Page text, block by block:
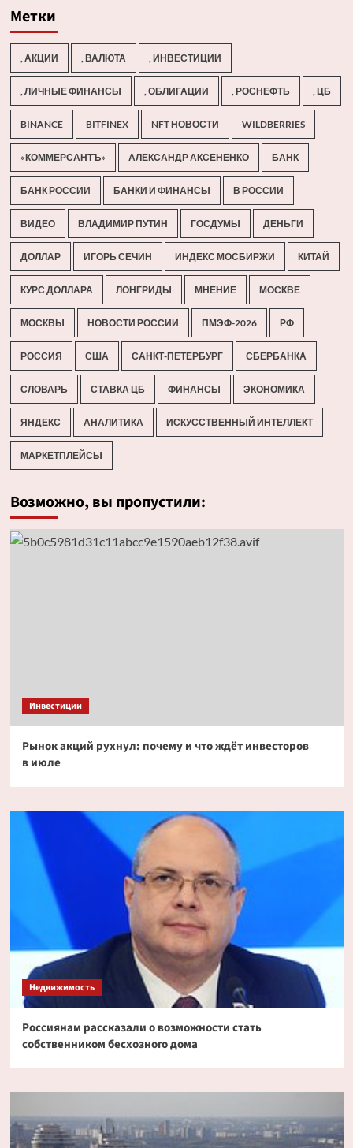
Метки
, АКЦИИ , ВАЛЮТА , ИНВЕСТИЦИИ
, ЛИЧНЫЕ ФИНАНСЫ , ОБЛИГАЦИИ , РОСНЕФТЬ , ЦБ
BINANCE BITFINEX NFT НОВОСТИ WILDBERRIES
«КОММЕРСАНТЪ» АЛЕКСАНДР АКСЕНЕНКО БАНК
БАНК РОССИИ БАНКИ И ФИНАНСЫ В РОССИИ
ВИДЕО ВЛАДИМИР ПУТИН ГОСДУМЫ ДЕНЬГИ
ДОЛЛАР ИГОРЬ СЕЧИН ИНДЕКС МОСБИРЖИ КИТАЙ
КУРС ДОЛЛАРА ЛОНГРИДЫ МНЕНИЕ МОСКВЕ
МОСКВЫ НОВОСТИ РОССИИ ПМЭФ-2026 РФ
РОССИЯ США САНКТ-ПЕТЕРБУРГ СБЕРБАНКА
СЛОВАРЬ СТАВКА ЦБ ФИНАНСЫ ЭКОНОМИКА
ЯНДЕКС АНАЛИТИКА ИСКУССТВЕННЫЙ ИНТЕЛЛЕКТ
МАРКЕТПЛЕЙСЫ
Возможно, вы пропустили:
Инвестиции
Рынок акций рухнул: почему и что ждёт инвесторов
в июле
Недвижимость
Россиянам рассказали о возможности стать
собственником бесхозного дома